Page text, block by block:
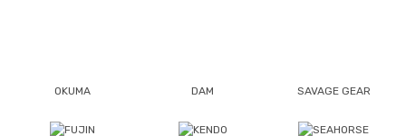
OKUMA DAM SAVAGE GEAR